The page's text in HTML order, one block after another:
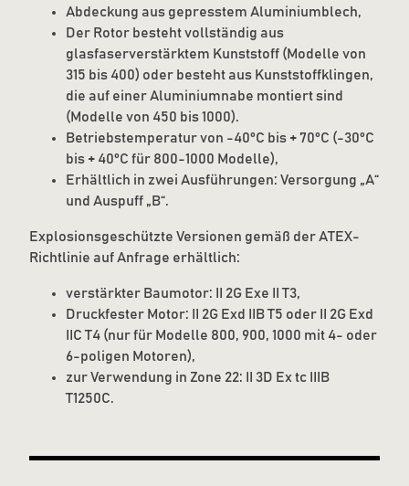
Abdeckung aus gepresstem Aluminiumblech,
Der Rotor besteht vollständig aus
glasfaserverstärktem Kunststoff (Modelle von
315 bis 400) oder besteht aus Kunststoffklingen,
die auf einer Aluminiumnabe montiert sind
(Modelle von 450 bis 1000).
Betriebstemperatur von -40°C bis + 70°C (-30°C
bis + 40°C für 800-1000 Modelle),
Erhältlich in zwei Ausführungen: Versorgung „A“
und Auspuff „B“.
Explosionsgeschützte Versionen gemäß der ATEX-
Richtlinie auf Anfrage erhältlich:
verstärkter Baumotor: II 2G Exe II T3,
Druckfester Motor: II 2G Exd IIB T5 oder II 2G Exd
IIC T4 (nur für Modelle 800, 900, 1000 mit 4- oder
6-poligen Motoren),
zur Verwendung in Zone 22: II 3D Ex tc IIIB
T1250C.